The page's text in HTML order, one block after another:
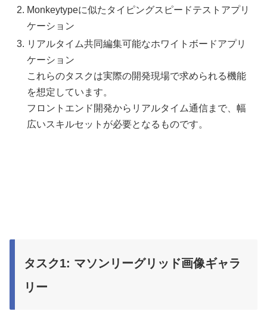
Monkeytypeに似たタイピングスピードテストアプリ
ケーション
リアルタイム共同編集可能なホワイトボードアプリ
ケーション
これらのタスクは実際の開発現場で求められる機能
を想定しています。
フロントエンド開発からリアルタイム通信まで、幅
広いスキルセットが必要となるものです。
タスク1: マソンリーグリッド画像ギャラ
リー